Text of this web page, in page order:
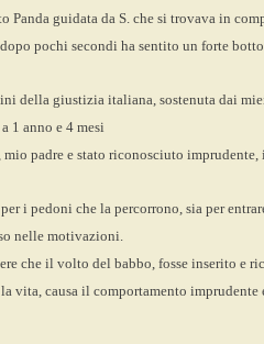
guidata da S. che si trovava in
pochi secondi ha sentito un forte
della giustizia italiana, sostenuta dai
1 anno e 4 mesi
padre e stato riconosciuto
i pedoni che la percorrono, sia per
nelle motivazioni.
che il volto del babbo, fosse inserito
vita, causa il comportamento